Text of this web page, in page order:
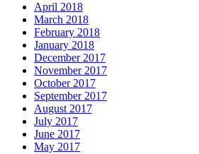
April 2018
March 2018
February 2018
January 2018
December 2017
November 2017
October 2017
September 2017
August 2017
July 2017
June 2017
May 2017